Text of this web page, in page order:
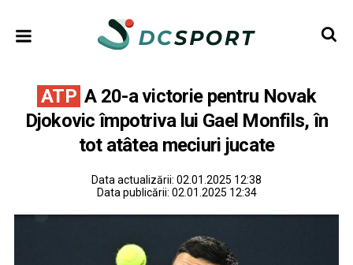
ATP A 20-a victorie pentru Novak
Djokovic împotriva lui Gael Monfils, în
tot atâtea meciuri jucate
Data actualizării: 02.01.2025 12:38
Data publicării: 02.01.2025 12:34